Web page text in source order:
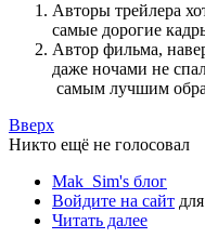
Авторы трейлера
самые дорогие
Автор фильма,
даже ночами не
самым лучшим
Вверх
Никто ещё не голосовал
Mak_Sim's блог
Войдите на сайт
Читать далее